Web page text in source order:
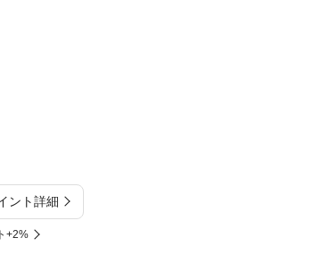
ント詳細
+2%